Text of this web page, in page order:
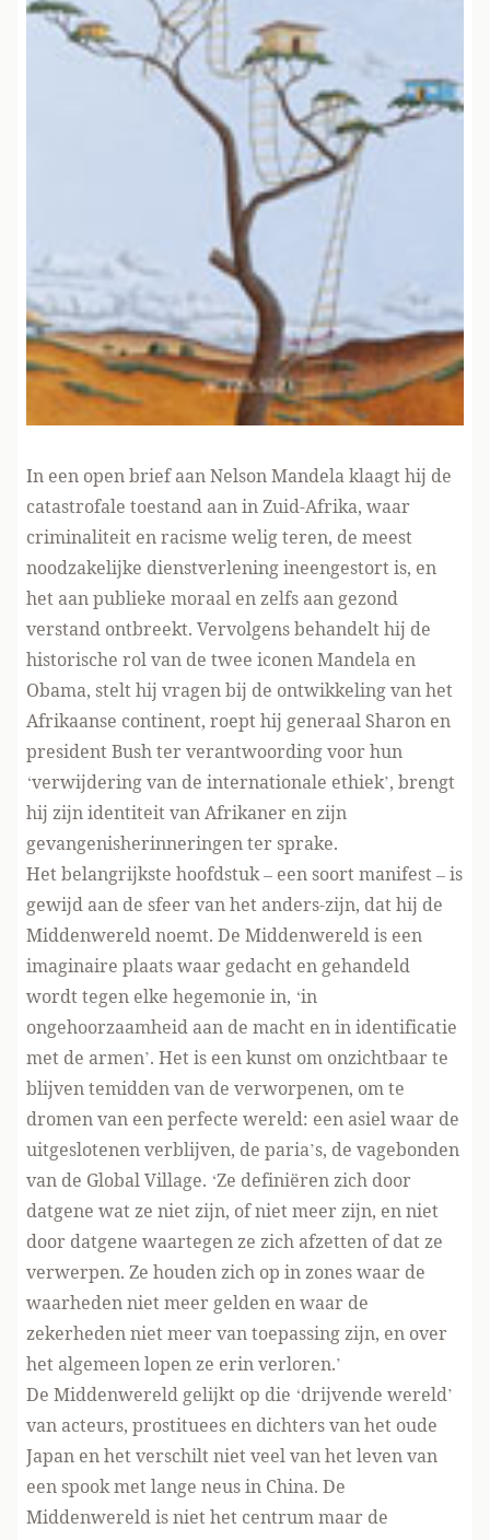
In een open brief aan Nelson Mandela klaagt hij de
catastrofale toestand aan in Zuid-Afrika, waar
criminaliteit en racisme welig teren, de meest
noodzakelijke dienstverlening ineengestort is, en
het aan publieke moraal en zelfs aan gezond
verstand ontbreekt. Vervolgens behandelt hij de
historische rol van de twee iconen Mandela en
Obama, stelt hij vragen bij de ontwikkeling van het
Afrikaanse continent, roept hij generaal Sharon en
president Bush ter verantwoording voor hun
‘verwijdering van de internationale ethiek’, brengt
hij zijn identiteit van Afrikaner en zijn
gevangenisherinneringen ter sprake.
Het belangrijkste hoofdstuk – een soort manifest – is
gewijd aan de sfeer van het anders-zijn, dat hij de
Middenwereld noemt. De Middenwereld is een
imaginaire plaats waar gedacht en gehandeld
wordt tegen elke hegemonie in, ‘in
ongehoorzaamheid aan de macht en in identificatie
met de armen’. Het is een kunst om onzichtbaar te
blijven temidden van de verworpenen, om te
dromen van een perfecte wereld: een asiel waar de
uitgeslotenen verblijven, de paria’s, de vagebonden
van de Global Village. ‘Ze definiëren zich door
datgene wat ze niet zijn, of niet meer zijn, en niet
door datgene waartegen ze zich afzetten of dat ze
verwerpen. Ze houden zich op in zones waar de
waarheden niet meer gelden en waar de
zekerheden niet meer van toepassing zijn, en over
het algemeen lopen ze erin verloren.’
De Middenwereld gelijkt op die ‘drijvende wereld’
van acteurs, prostituees en dichters van het oude
Japan en het verschilt niet veel van het leven van
een spook met lange neus in China. De
Middenwereld is niet het centrum maar de